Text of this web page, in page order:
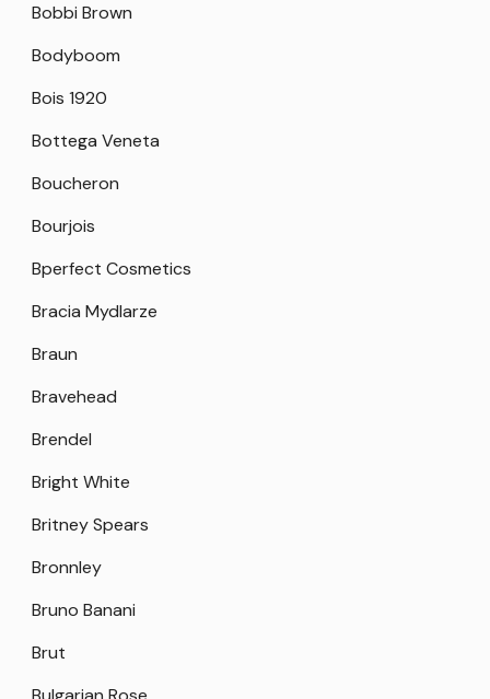
Bobbi Brown
Bodyboom
Bois 1920
Bottega Veneta
Boucheron
Bourjois
Bperfect Cosmetics
Bracia Mydlarze
Braun
Bravehead
Brendel
Bright White
Britney Spears
Bronnley
Bruno Banani
Brut